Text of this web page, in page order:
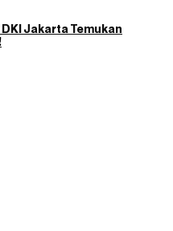
Jakarta Temukan